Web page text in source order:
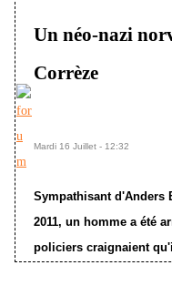
Un néo-nazi
Corrèze
Mardi 16 Juillet - 12:32
Sympathisant d'Anders
2011, un homme a été
policiers craignaient